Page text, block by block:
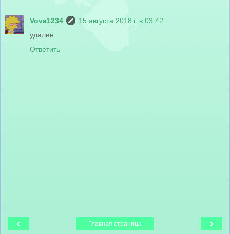
Vova1234
15 августа 2018 г. в 03:42
удален
Ответить
‹ ›
Главная страница